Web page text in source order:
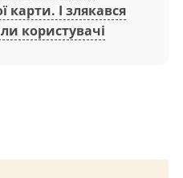
карти. І злякався
користувачі